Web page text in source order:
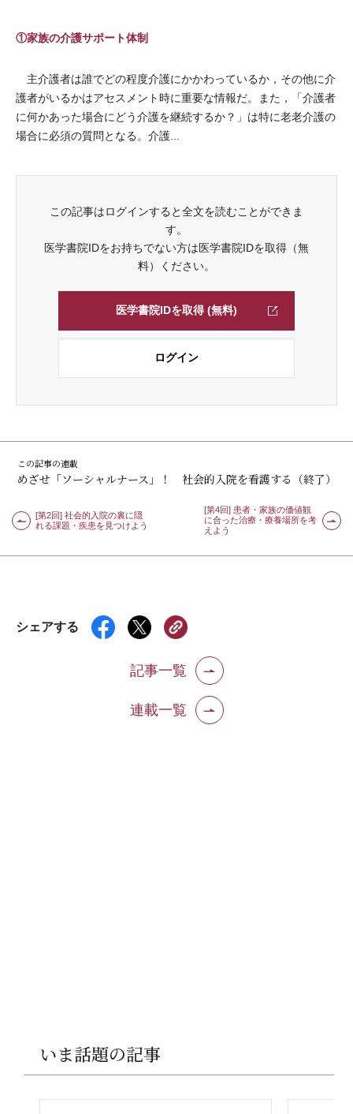
①家族の介護サポート体制
主介護者は誰でどの程度介護にかかわっているか，その他に介
護者がいるかはアセスメント時に重要な情報だ。また，「介護者
に何かあった場合にどう介護を継続するか？」は特に老老介護の
場合に必須の質問となる。介護...
この記事はログインすると全文を読むことができま
す。
医学書院IDをお持ちでない方は医学書院IDを取得（無
料）ください。
医学書院IDを取得 (無料)
ログイン
この記事の連載
めざせ「ソーシャルナース」！ 社会的入院を看護する（終了）
[第2回] 社会的入院の裏に隠
れる課題・疾患を見つけよう
[第4回] 患者・家族の価値観
に合った治療・療養場所を考
えよう
シェアする
記事一覧
連載一覧
いま話題の記事